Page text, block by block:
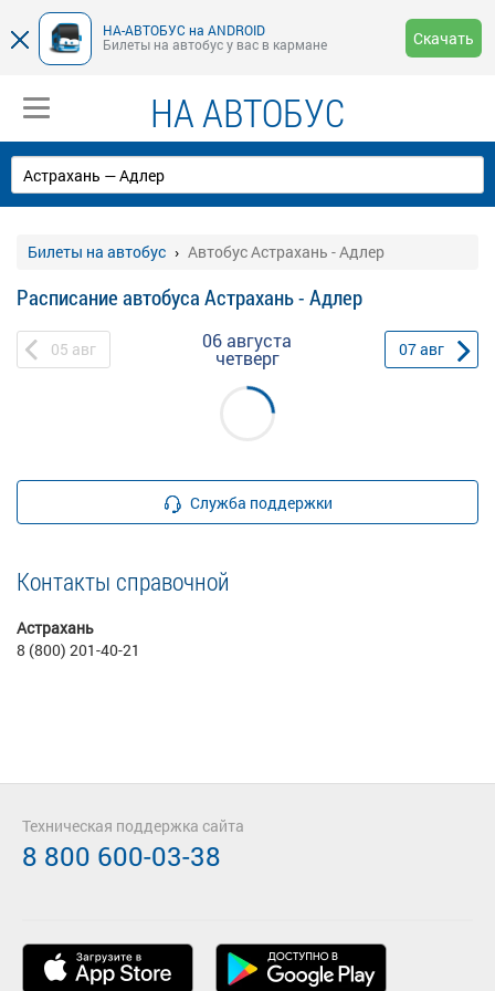
НА-АВТОБУС на ANDROID
Билеты на автобус у вас в кармане
Скачать
НА АВТОБУС
Билеты на автобус Автобус Астрахань - Адлер
Расписание автобуса Астрахань - Адлер
05 авг 06 августа
четверг 07авг
Служба поддержки
Контакты справочной
Астрахань
8 (800) 201-40-21
Техническая поддержка сайта
8 800 600-03-38